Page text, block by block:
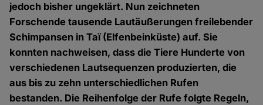
jedoch bisher ungeklärt. Nun zeichneten
Forschende tausende Lautäußerungen freilebender
Schimpansen in Taï (Elfenbeinküste) auf. Sie
konnten nachweisen, dass die Tiere Hunderte von
verschiedenen Lautsequenzen produzierten, die
aus bis zu zehn unterschiedlichen Rufen
bestanden. Die Reihenfolge der Rufe folgte Regeln,